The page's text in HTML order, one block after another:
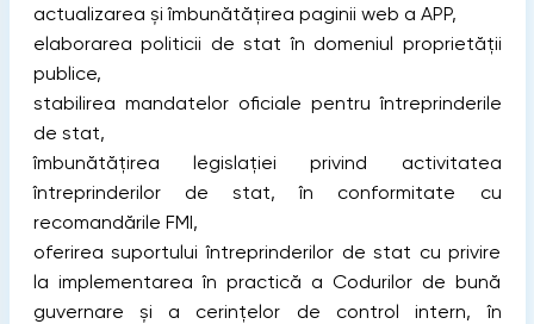
actualizarea și îmbunătățirea paginii web a APP,
elaborarea politicii de stat în domeniul proprietății
publice,
stabilirea mandatelor oficiale pentru întreprinderile
de stat,
îmbunătățirea legislației privind activitatea
întreprinderilor de stat, în conformitate cu
recomandările FMI,
oferirea suportului întreprinderilor de stat cu privire
la implementarea în practică a Codurilor de bună
guvernare și a cerințelor de control intern, în